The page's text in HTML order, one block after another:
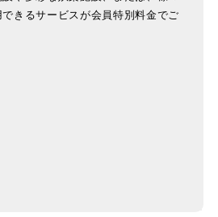
きるサービスが会員特別料金でご